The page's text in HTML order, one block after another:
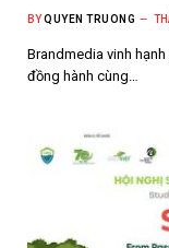
BYQUYEN TRUONG
Brandmedia vinh
đồng hành cùng…